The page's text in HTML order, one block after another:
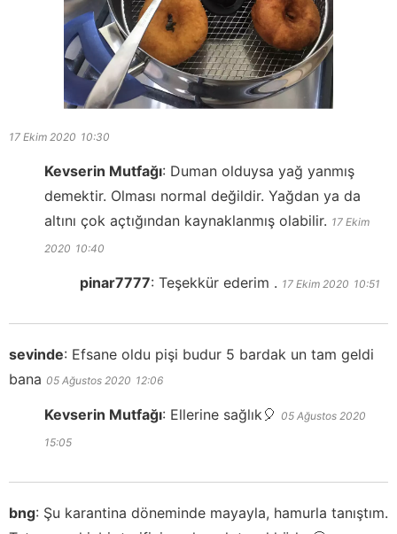
17 Ekim 2020 10:30
Kevserin Mutfağı: Duman olduysa yağ yanmış
demektir. Olması normal değildir. Yağdan ya da
altını çok açtığından kaynaklanmış olabilir. 17 Ekim
2020 10:40
pinar7777: Teşekkür ederim . 17 Ekim 2020 10:51
sevinde: Efsane oldu pişi budur 5 bardak un tam geldi
bana 05 Ağustos 2020 12:06
Kevserin Mutfağı: Ellerine sağlık🎈 05 Ağustos 2020
15:05
bng: Şu karantina döneminde mayayla, hamurla tanıştım.